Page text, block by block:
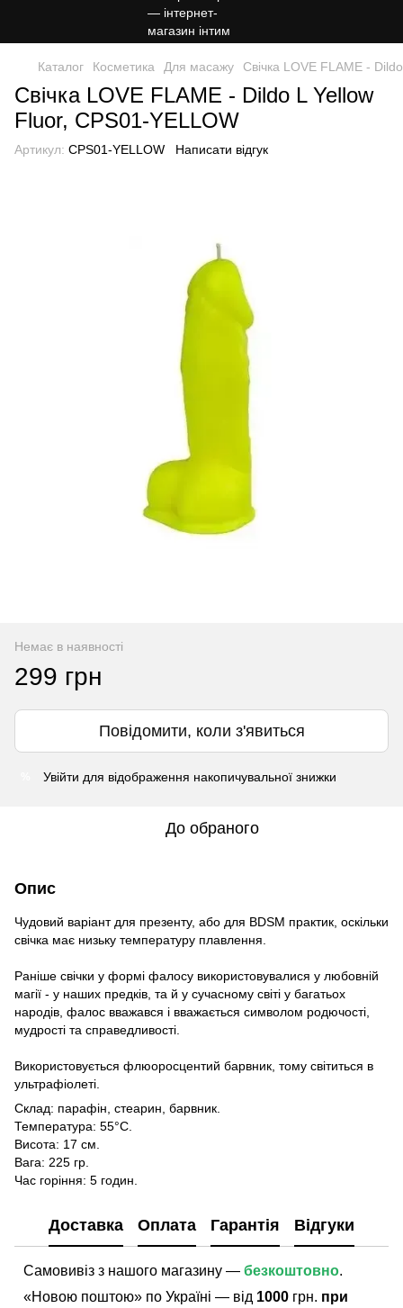
Каталог Косметика Для масажу Свічка LOVE FLAME -
Свічка LOVE FLAME - Dildo L Yellow
Fluor, CPS01-YELLOW
Артикул: CPS01-YELLOW Написати відгук
Немає в наявності
299 грн
Повідомити, коли з'явиться
Увійти для відображення накопичувальної знижки
До обраного
Опис
Чудовий варіант для презенту, або для BDSM практик, оскільки
свічка має низьку температуру плавлення.
Раніше свічки у формі фалосу використовувалися у любовній
магії - у наших предків, та й у сучасному світі у багатьох
народів, фалос вважався і вважається символом родючості,
мудрості та справедливості.
Використовується флюоросцентий барвник, тому світиться в
ультрафіолеті.
Cклад: парафін, стеарин, барвник.
Температура: 55°C.
Висота: 17 см.
Вага: 225 гр.
Час горіння: 5 годин.
Доставка Оплата Гарантія Відгуки
Самовивіз з нашого магазину — безкоштовно.
«Новою поштою» по Україні — від 1000 грн. при